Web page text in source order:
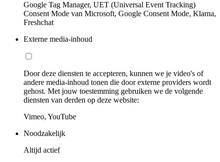
Google Tag Manager, UET (Universal Event Tracking)
Consent Mode van Microsoft, Google Consent Mode, Klarna,
Freshchat
Externe media-inhoud
Door deze diensten te accepteren, kunnen we je video's of
andere media-inhoud tonen die door externe providers wordt
gehost. Met jouw toestemming gebruiken we de volgende
diensten van derden op deze website:
Vimeo, YouTube
Noodzakelijk
Altijd actief